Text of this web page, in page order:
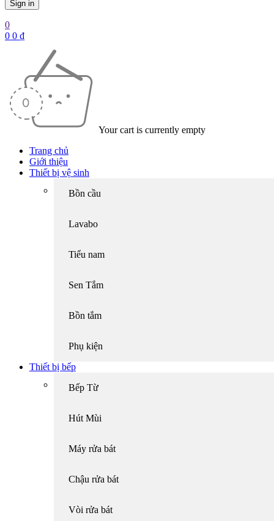
0
0 0 ₫
Your cart is currently empty
Trang chủ
Giới thiệu
Thiết bị vệ sinh
Bồn cầu
Lavabo
Tiểu nam
Sen Tắm
Bồn tắm
Phụ kiện
Thiết bị bếp
Bếp Từ
Hút Mùi
Máy rửa bát
Chậu rửa bát
Vòi rửa bát